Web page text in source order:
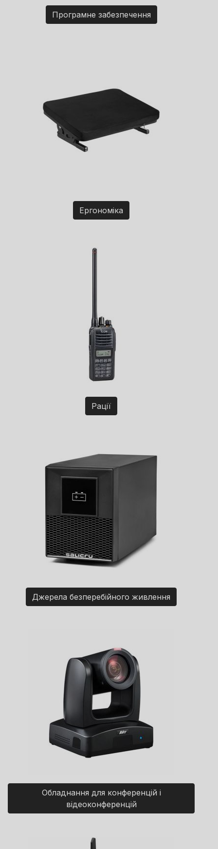
Програмне забезпечення
Ергономіка
Рації
Джерела безперебійного живлення
Обладнання для конференцій і
відеоконференцій